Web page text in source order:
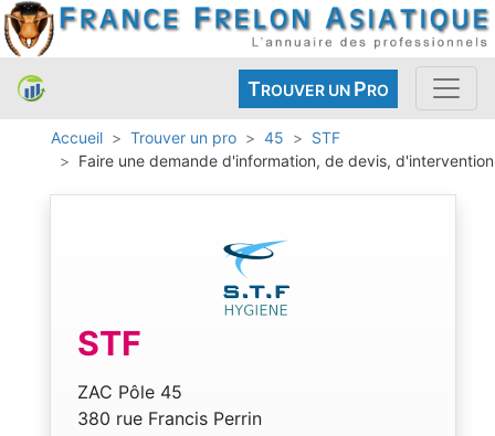
TROUVER UN PRO
Accueil Trouver un pro 45
STF
Faire une demande d'information, de devis, d'intervention
STF
ZAC Pôle 45
380 rue Francis Perrin